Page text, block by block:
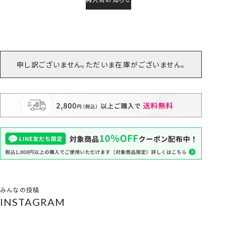
申し訳ございません。ただいま在庫がございません。
みんなの投稿
INSTAGRAM